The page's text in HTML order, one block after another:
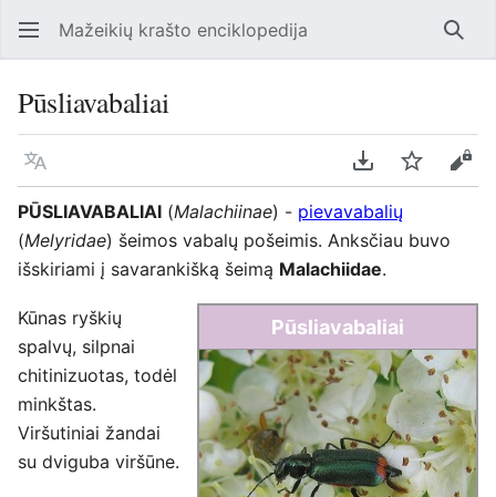
Mažeikių krašto enciklopedija
Pūsliavabaliai
Kalba Parsisiųsti kaip
Stebėti
PŪSLIAVABALIAI (Malachiinae) - pievavabalių
(Melyridae) šeimos vabalų pošeimis. Anksčiau buvo
išskiriami į savarankišką šeimą Malachiidae.
Pūsliavabaliai
Kūnas ryškių
spalvų, silpnai
chitinizuotas, todėl
minkštas.
Viršutiniai žandai
su dviguba viršūne.